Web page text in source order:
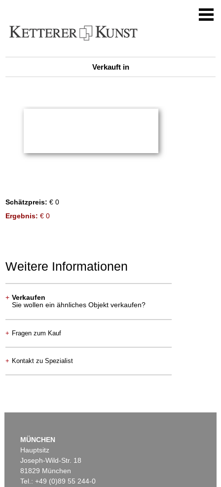
Verkauft in
Schätzpreis: € 0
Ergebnis: € 0
Weitere Informationen
+ Verkaufen
Sie wollen ein ähnliches Objekt verkaufen?
+ Fragen zum Kauf
+ Kontakt zu Spezialist
MÜNCHEN
Hauptsitz
Joseph-Wild-Str. 18
81829 München
Tel.: +49 (0)89 55 244-0